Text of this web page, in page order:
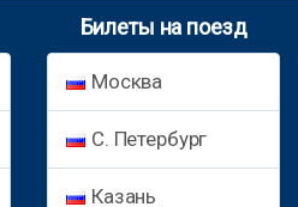
Билеты на поезд
Москва
С. Петербург
Казань